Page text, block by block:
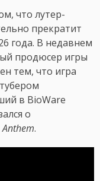
что лутер-
прекратит
года. В недавнем
продюсер игры
тем, что игра
в BioWare
о
Anthem.